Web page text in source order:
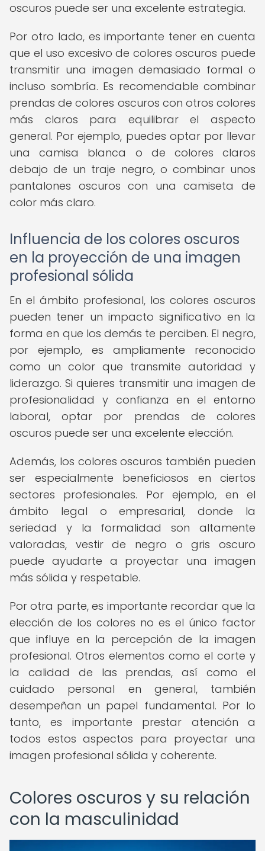
oscuros puede ser una excelente estrategia.
Por otro lado, es importante tener en cuenta
que el uso excesivo de colores oscuros puede
transmitir una imagen demasiado formal o
incluso sombría. Es recomendable combinar
prendas de colores oscuros con otros colores
más claros para equilibrar el aspecto
general. Por ejemplo, puedes optar por llevar
una camisa blanca o de colores claros
debajo de un traje negro, o combinar unos
pantalones oscuros con una camiseta de
color más claro.
Influencia de los colores oscuros
en la proyección de una imagen
profesional sólida
En el ámbito profesional, los colores oscuros
pueden tener un impacto significativo en la
forma en que los demás te perciben. El negro,
por ejemplo, es ampliamente reconocido
como un color que transmite autoridad y
liderazgo. Si quieres transmitir una imagen de
profesionalidad y confianza en el entorno
laboral, optar por prendas de colores
oscuros puede ser una excelente elección.
Además, los colores oscuros también pueden
ser especialmente beneficiosos en ciertos
sectores profesionales. Por ejemplo, en el
ámbito legal o empresarial, donde la
seriedad y la formalidad son altamente
valoradas, vestir de negro o gris oscuro
puede ayudarte a proyectar una imagen
más sólida y respetable.
Por otra parte, es importante recordar que la
elección de los colores no es el único factor
que influye en la percepción de la imagen
profesional. Otros elementos como el corte y
la calidad de las prendas, así como el
cuidado personal en general, también
desempeñan un papel fundamental. Por lo
tanto, es importante prestar atención a
todos estos aspectos para proyectar una
imagen profesional sólida y coherente.
Colores oscuros y su relación
con la masculinidad